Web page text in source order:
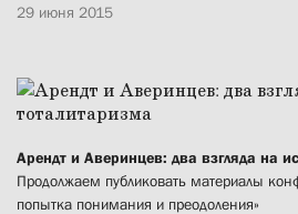
29 июня 2015
Арендт и Аверинцев: два взгляда на
Продолжаем публиковать материалы
попытка понимания и преодоления»